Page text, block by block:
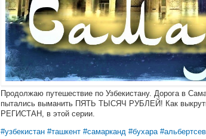
Продолжаю путешествие по Узбекистану. Дорога в
пытались выманить ПЯТЬ ТЫСЯЧ РУБЛЕЙ! Как
РЕГИСТАН, в этой серии.
#узбекистан #ташкент #самарканд #бухара